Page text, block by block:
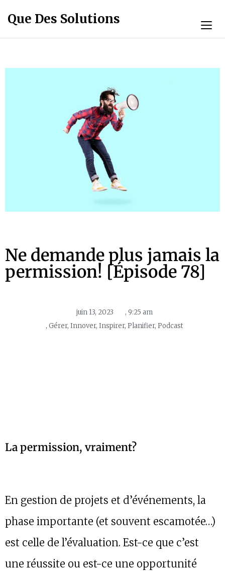
Que Des Solutions
Ne demande plus jamais la
permission! [Épisode 78]
juin 13, 2023 , 9:25 am
, Gérer, Innover, Inspirer, Planifier, Podcast
La permission, vraiment?
En gestion de projets et d’événements, la
phase importante (et souvent escamotée…)
est celle de l’évaluation. Est-ce que c’est
une réussite ou est-ce une opportunité